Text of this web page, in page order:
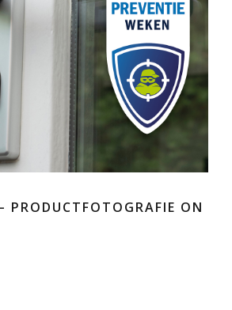
PRODUCTFOTOGRAFIE ON